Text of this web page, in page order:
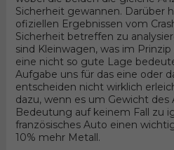
Sicherheit gewannen. Darüber
ofiziellen Ergebnissen vom
Sicherheit betreffen zu
sind Kleinwagen, was im
eine nicht so gute Lage
Aufgabe uns für das eine oder
entscheiden nicht wirklich
dazu, wenn es um Gewicht des
Bedeutung auf keinem Fall zu
französisches Auto einen
10% mehr Metall.